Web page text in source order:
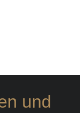
und